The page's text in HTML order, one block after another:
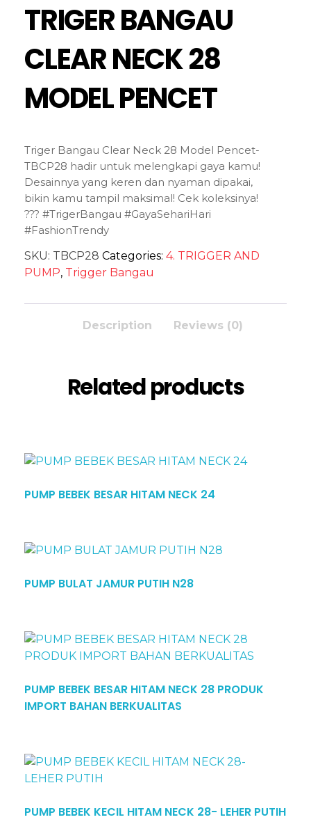
TRIGER BANGAU
CLEAR NECK 28
MODEL PENCET
Triger Bangau Clear Neck 28 Model Pencet-
TBCP28 hadir untuk melengkapi gaya kamu!
Desainnya yang keren dan nyaman dipakai,
bikin kamu tampil maksimal! Cek koleksinya!
??? #TrigerBangau #GayaSehariHari
#FashionTrendy
SKU: TBCP28 Categories: 4. TRIGGER AND
PUMP, Trigger Bangau
Description Reviews (0)
Related products
PUMP BEBEK BESAR HITAM NECK 24
PUMP BULAT JAMUR PUTIH N28
PUMP BEBEK BESAR HITAM NECK 28 PRODUK
IMPORT BAHAN BERKUALITAS
PUMP BEBEK KECIL HITAM NECK 28- LEHER PUTIH